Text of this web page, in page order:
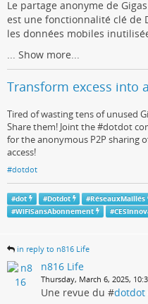
Le partage anonyme de
est une fonctionnalité clé de
les données mobiles
... Show more...
Transform excess into
Tired of wasting tens of unused
Share them! Joint the #dotdot
for the anonymous P2P sharing
access!
#dotdot
#dot #Dotdot #RéseauxMaillés
#WiFiSansAbonnement #
in reply to n816 Life
n816 Life
Thursday, March 6, 2025,
Une revue du #dotdot